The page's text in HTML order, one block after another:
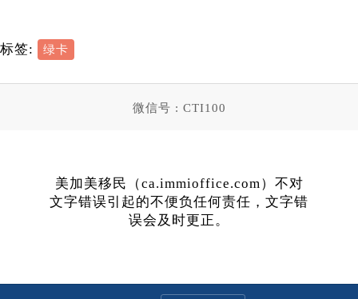
标签: 绿卡
微信号 : CTI100
美加美移民（ca.immioffice.com）不对
文字错误引起的不便负任何责任，文字错
误会及时更正。